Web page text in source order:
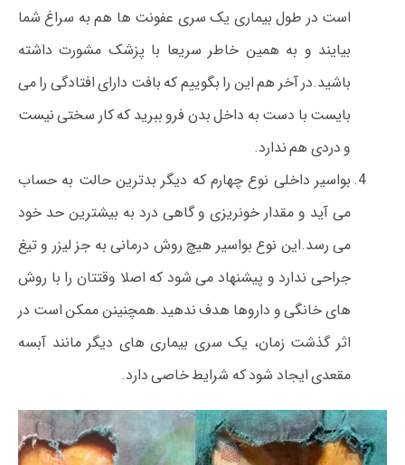
است در طول بیماری یک سری عفونت ها هم به سراغ شما
بیایند و به همین خاطر سریعا با پزشک مشورت داشته
باشید.در آخر هم این را بگوییم که بافت دارای افتادگی را می
بایست با دست به داخل بدن فرو ببرید که کار سختی نیست
و دردی هم ندارد.
بواسیر داخلی نوع چهارم که دیگر بدترین حالت به حساب
می آید و مقدار خونریزی و گاهی درد به بیشترین حد خود
می رسد.این نوع بواسیر هیچ روش درمانی به جز لیزر و تیغ
جراحی ندارد و پیشنهاد می شود که اصلا وقتتان را با روش
های خانگی و داروها هدف ندهید.همچنینن ممکن است در
اثر گذشت زمان، یک سری بیماری های دیگر مانند آبسه
مقعدی ایجاد شود که شرایط خاصی دارد.